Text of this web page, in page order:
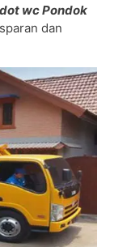
wc Pondok
dan